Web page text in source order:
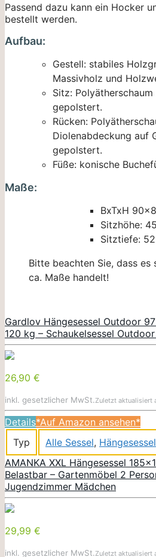
Passend dazu kann ein Hocker
bestellt werden.
Aufbau:
Gestell: stabiles
Massivholz und
Sitz:
gepolstert.
Rücken:
Diolenabdeckung auf
gepolstert.
Füße: konische
Maße:
BxTxH
Sitzhöhe:
Sitztiefe:
Bitte beachten Sie, dass es
ca. Maße handelt!
Gardlov Hängesessel Outdoor
120 kg – Schaukelsessel
26,90 €
inkl. gesetzlicher MwSt.Zuletzt aktualisiert
Details*Auf Amazon ansehen*
Typ
Alle Sessel, Hängesessel
AMANKA XXL Hängesessel
Belastbar – Gartenmöbel 2
Jugendzimmer Mädchen
29,99 €
inkl. gesetzlicher MwSt.Zuletzt aktualisiert